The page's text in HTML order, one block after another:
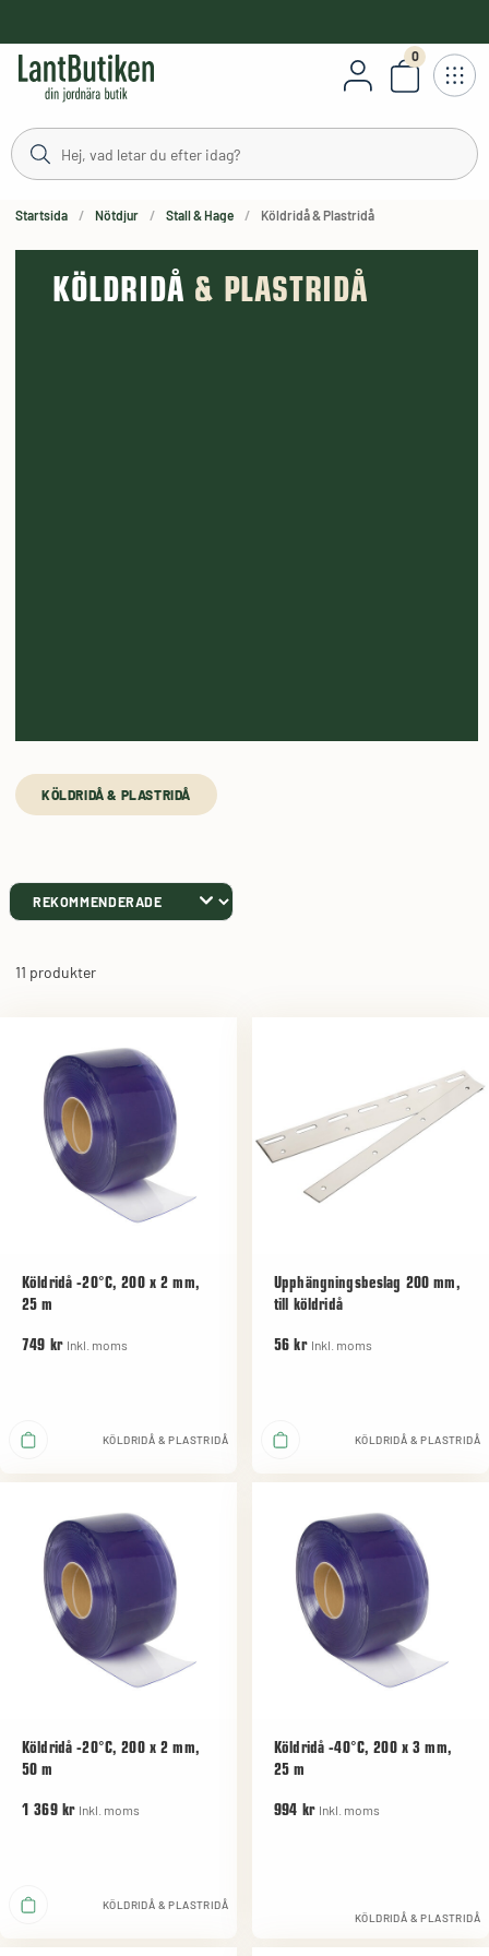
0
Antal
Startsida Nötdjur Stall & Hage Köldridå & Plastridå
KÖLDRIDÅ & PLASTRIDÅ
KÖLDRIDÅ & PLASTRIDÅ
11 produkter
Köldridå -20°C, 200 x 2 mm,
25 m
749 kr Inkl. moms
KÖLDRIDÅ & PLASTRIDÅ
Upphängningsbeslag 200 mm,
till köldridå
56 kr Inkl. moms
KÖLDRIDÅ & PLASTRIDÅ
Köldridå -20°C, 200 x 2 mm,
50 m
1 369 kr Inkl. moms
KÖLDRIDÅ & PLASTRIDÅ
Köldridå -40°C, 200 x 3 mm,
25 m
994 kr Inkl. moms
KÖLDRIDÅ & PLASTRIDÅ